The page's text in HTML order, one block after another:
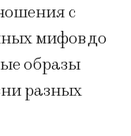
с
мифов до
образы
разных